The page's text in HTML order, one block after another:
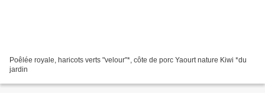
Poêlée royale, haricots verts "velour"*, côte de porc Yaourt nature Kiwi *du
jardin